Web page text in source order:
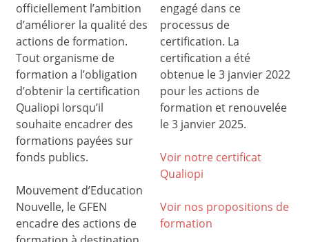
officiellement l’ambition
d’améliorer la qualité des
actions de formation.
Tout organisme de
formation a l’obligation
d’obtenir la certification
Qualiopi lorsqu’il
souhaite encadrer des
formations payées sur
fonds publics.
Mouvement d’Education
Nouvelle, le GFEN
encadre des actions de
engagé dans ce
processus de
certification. La
certification a été
obtenue le 3 janvier 2022
pour les actions de
formation et renouvelée
le 3 janvier 2025.
Voir notre certificat
Qualiopi
Voir nos propositions de
formation